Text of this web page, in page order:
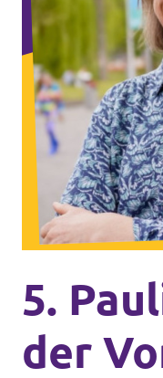
Delft
Rotterdam
Communities
Delft
Den Haag
Leiden
Leidschendam-
Mensen
Nieuws
Agenda
Volt Delft
5.
der